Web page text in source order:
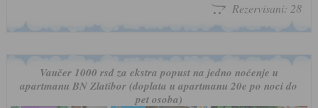
Rezervisani: 28
Vaučer 1000 rsd za ekstra popust na jedno noćenje u
apartmanu BN Zlatibor (doplata u apartmanu 20e po noci do
pet osoba)